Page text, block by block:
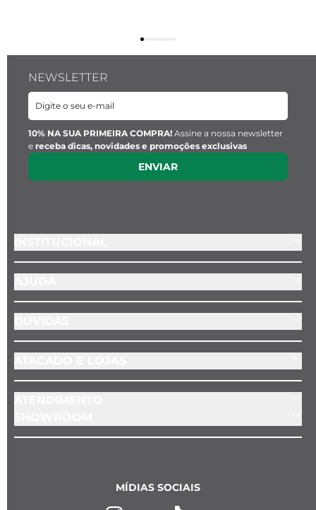
NEWSLETTER
10% NA SUA PRIMEIRA COMPRA! Assine a nossa newsletter
e receba dicas, novidades e promoções exclusivas
ENVIAR
MÍDIAS SOCIAIS